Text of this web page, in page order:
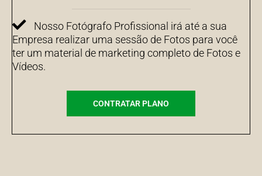
Nosso Fotógrafo Profissional irá até a sua
Empresa realizar uma sessão de Fotos para você
ter um material de marketing completo de Fotos e
Vídeos.
CONTRATAR PLANO